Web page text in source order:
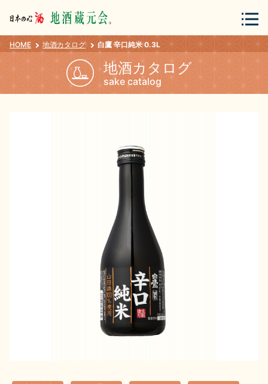
会員登録 ログイン
地酒カタログ
地酒解体新書
HOME 地酒カタログ 白鷹 辛口純米 0.3L
地酒カタログ
sake catalog